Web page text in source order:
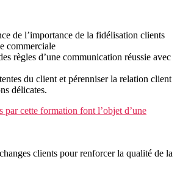
de l’importance de la fidélisation clients
commerciale
règles d’une communication réussie avec
du client et pérenniser la relation client
délicates.
par cette formation font l’objet d’une
clients pour renforcer la qualité de la